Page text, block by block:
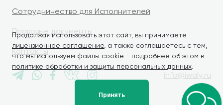
Продолжая использовать этот сайт, вы принимаете
лицензионное соглашение , а также соглашаетесь с тем,
что мы используем файлы cookie - подробнее об этом в
политике обработки и защиты персональных данных.
Принять
Сотрудничество для Исполнителей
Правовые документы
Контакты
info@iwaly.ru